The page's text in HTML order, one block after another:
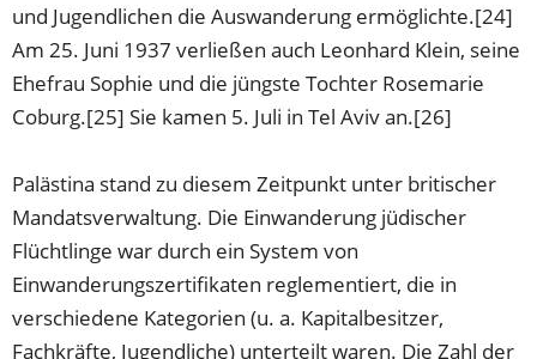
und Jugendlichen die Auswanderung ermöglichte.[24]
Am 25. Juni 1937 verließen auch Leonhard Klein, seine
Ehefrau Sophie und die jüngste Tochter Rosemarie
Coburg.[25] Sie kamen 5. Juli in Tel Aviv an.[26]
Palästina stand zu diesem Zeitpunkt unter britischer
Mandatsverwaltung. Die Einwanderung jüdischer
Flüchtlinge war durch ein System von
Einwanderungszertifikaten reglementiert, die in
verschiedene Kategorien (u. a. Kapitalbesitzer,
Fachkräfte, Jugendliche) unterteilt waren. Die Zahl der